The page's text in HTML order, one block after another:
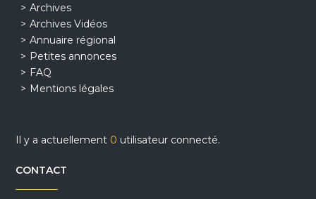
Archives
Archives Vidéos
Annuaire régional
Petites annonces
FAQ
Mentions légales
Il y a actuellement 0 utilisateur connecté.
CONTACT